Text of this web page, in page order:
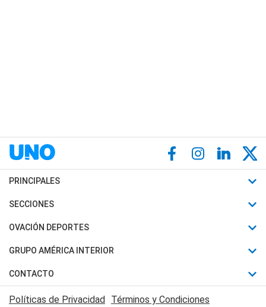
PRINCIPALES
Últimas Noticias
Política
Judiciales
Economia
SECCIONES
Horóscopo
Motores
Trucos caseros
Series y Películas
OVACIÓN DEPORTES
Fútbol
Mundial
Automovilismo
GRUPO AMÉRICA INTERIOR
Canal 7 en Vivo
CONTACTO
Acerca de Nosotros
Políticas de Privacidad Términos y Condiciones